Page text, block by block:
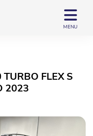
MENU
FLEX S
2023